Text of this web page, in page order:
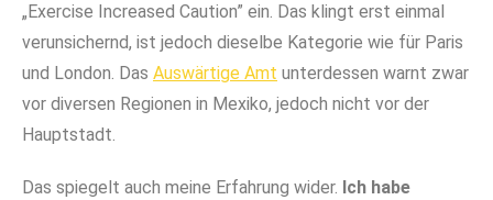
„Exercise Increased Caution” ein. Das klingt erst einmal
verunsichernd, ist jedoch dieselbe Kategorie wie für Paris
und London. Das Auswärtige Amt unterdessen warnt zwar
vor diversen Regionen in Mexiko, jedoch nicht vor der
Hauptstadt.
Das spiegelt auch meine Erfahrung wider. Ich habe